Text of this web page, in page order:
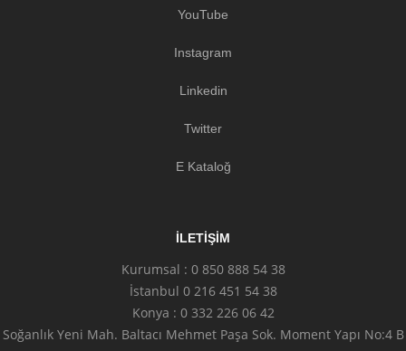
YouTube
Instagram
Linkedin
Twitter
E Kataloğ
İLETIŞIM
Kurumsal : 0 850 888 54 38
İstanbul 0 216 451 54 38
Konya : 0 332 226 06 42
Soğanlık Yeni Mah. Baltacı Mehmet Paşa Sok. Moment Yapı No:4 B